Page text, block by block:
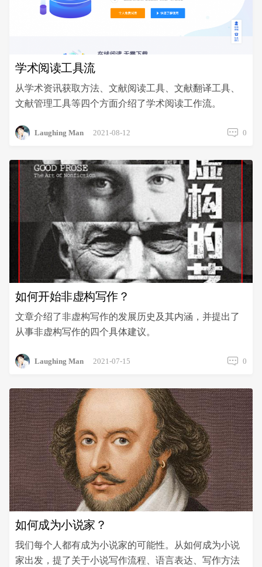
学术阅读工具流
从学术资讯获取方法、文献阅读工具、文献翻译工具、
文献管理工具等四个方面介绍了学术阅读工作流。
Laughing Man 2021-08-12 0
如何开始非虚构写作？
文章介绍了非虚构写作的发展历史及其内涵，并提出了
从事非虚构写作的四个具体建议。
Laughing Man 2021-07-15 0
如何成为小说家？
我们每个人都有成为小说家的可能性。从如何成为小说
家出发，提了关于小说写作流程、语言表达、写作方法